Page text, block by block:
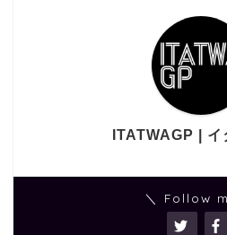
ITATWAGP | イ
＼ Follow